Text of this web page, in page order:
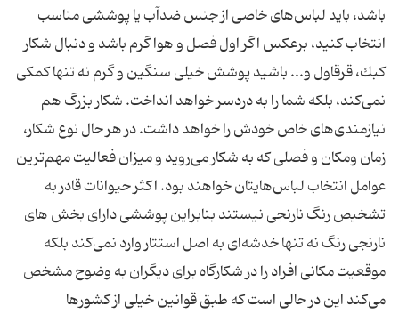
باشد، باید لباس‌های خاصی از جنس ضدآب یا پوششی مناسب
انتخاب كنید، برعكس اگر اول فصل و هوا گرم باشد و دنبال شكار
كبك، قرقاول و... باشید پوشش خیلی سنگین و گرم نه تنها كمكی
نمی‌كند، بلكه شما را به دردسر خواهد انداخت. شكار بزرگ هم
نیازمندی‌های خاص خودش را خواهد داشت. در هر حال نوع شكار،
زمان ومكان و فصلی كه به شكار می‌روید و میزان فعالیت مهم‌‌ترین
عوامل انتخاب لباس‌هایتان خواهند بود. اكثر حیوانات قادر به
تشخیص رنگ نارنجی نیستند بنابراین پوششی دارای بخش های
نارنجی رنگ نه تنها خدشه‌ای به اصل استتار وارد نمی‌كند بلكه
موقعیت مكانی افراد را در شكارگاه برای دیگران به وضوح مشخص
می‌كند این در حالی است که طبق قوانین خیلی از كشورها